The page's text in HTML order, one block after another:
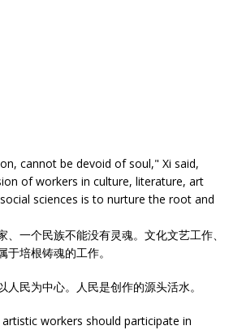
cannot be devoid of soul," Xi said,
of workers in culture, literature, art
sciences is to nurture the root and
、一个民族不能没有灵魂。文化文艺工作、
培根铸魂的工作。
人民为中心。人民是创作的源头活水。
workers should participate in